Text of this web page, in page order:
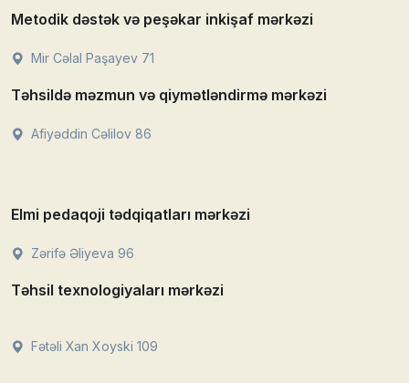
Metodik dəstək və peşəkar inkişaf mərkəzi
Mir Cəlal Paşayev 71
Təhsildə məzmun və qiymətləndirmə mərkəzi
Afiyəddin Cəlilov 86
Elmi pedaqoji tədqiqatları mərkəzi
Zərifə Əliyeva 96
Təhsil texnologiyaları mərkəzi
Fətəli Xan Xoyski 109